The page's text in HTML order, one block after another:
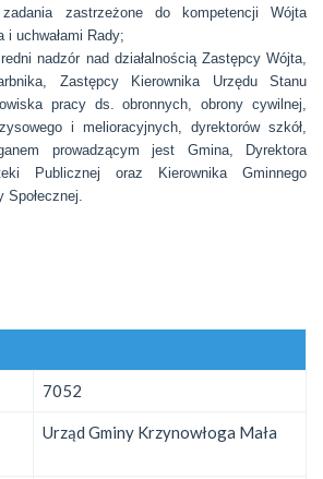
zastrzeżone do kompetencji Wójta
i uchwałami Rady;
nadzór nad działalnością Zastępcy Wójta,
Zastępcy Kierownika Urzędu Stanu
pracy ds. obronnych, obrony cywilnej,
i melioracyjnych, dyrektorów szkół,
prowadzącym jest Gmina, Dyrektora
Publicznej oraz Kierownika Gminnego
Społecznej.
7052
Urząd Gminy Krzynowłoga Mała